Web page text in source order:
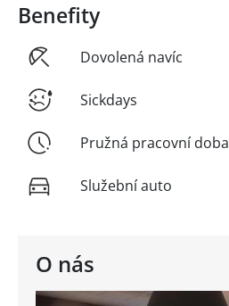
O nás
Benefity
Dovolená navíc
Sickdays
Pružná pracovní doba
Služební auto